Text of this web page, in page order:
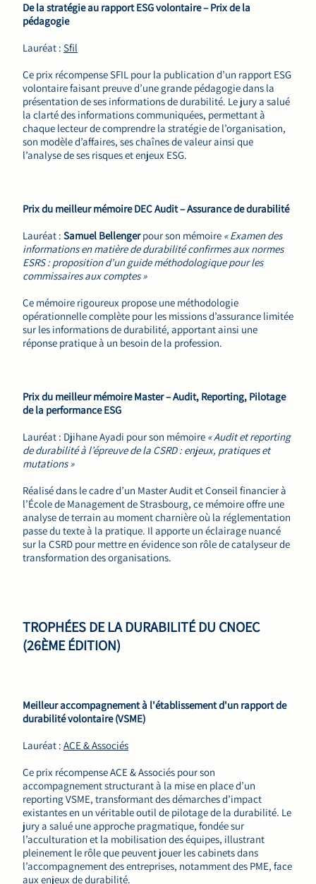
De la stratégie au rapport ESG volontaire – Prix de la
pédagogie
Lauréat : Sfil
Ce prix récompense SFIL pour la publication d’un rapport ESG
volontaire faisant preuve d’une grande pédagogie dans la
présentation de ses informations de durabilité. Le jury a salué
la clarté des informations communiquées, permettant à
chaque lecteur de comprendre la stratégie de l’organisation,
son modèle d’affaires, ses chaînes de valeur ainsi que
l’analyse de ses risques et enjeux ESG.
Prix du meilleur mémoire DEC Audit – Assurance de durabilité
Lauréat : Samuel Bellengerpour son mémoire « Examen des
informations en matière de durabilité confirmes aux normes
ESRS : proposition d’un guide méthodologique pour les
commissaires aux comptes »
Ce mémoire rigoureux propose une méthodologie
opérationnelle complète pour les missions d’assurance limitée
sur les informations de durabilité, apportant ainsi une
réponse pratique à un besoin de la profession.
Prix du meilleur mémoire Master – Audit, Reporting, Pilotage
de la performance ESG
Lauréat : Djihane Ayadi pour son mémoire « Audit et reporting
de durabilité à l’épreuve de la CSRD : enjeux, pratiques et
mutations »
Réalisé dans le cadre d’un Master Audit et Conseil financier à
l’École de Management de Strasbourg, ce mémoire offre une
analyse de terrain au moment charnière où la réglementation
passe du texte à la pratique. Il apporte un éclairage nuancé
sur la CSRD pour mettre en évidence son rôle de catalyseur de
transformation des organisations.
TROPHÉES DE LA DURABILITÉ DU CNOEC
(26ÈME ÉDITION)
Meilleur accompagnement à l'établissement d'un rapport de
durabilité volontaire (VSME)
Lauréat : ACE & Associés
Ce prix récompense ACE & Associés pour son
accompagnement structurant à la mise en place d’un
reporting VSME, transformant des démarches d’impact
existantes en un véritable outil de pilotage de la durabilité. Le
jury a salué une approche pragmatique, fondée sur
l’acculturation et la mobilisation des équipes, illustrant
pleinement le rôle que peuvent jouer les cabinets dans
l’accompagnement des entreprises, notamment des PME, face
aux enjeux de durabilité.